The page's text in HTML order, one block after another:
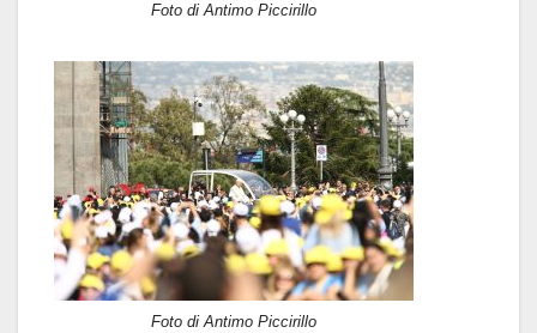
Foto di Antimo Piccirillo
Foto di Antimo Piccirillo